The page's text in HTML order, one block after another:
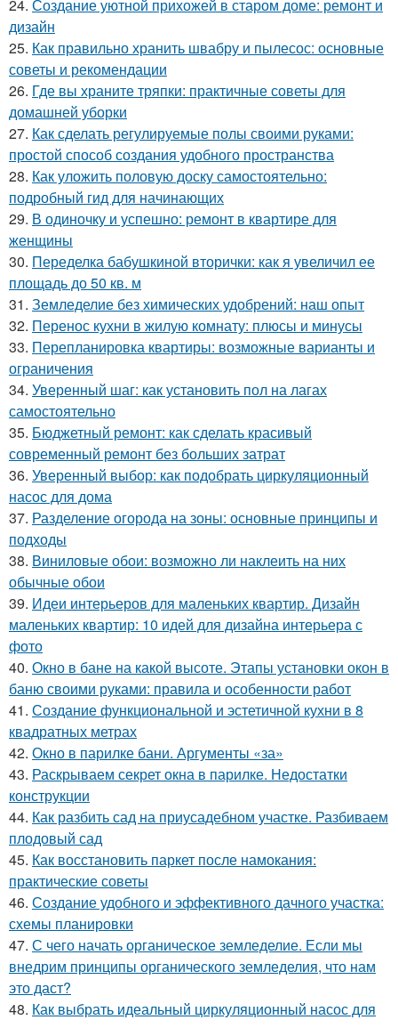
24. Создание уютной прихожей в старом доме: ремонт и
дизайн
25. Как правильно хранить швабру и пылесос: основные
советы и рекомендации
26. Где вы храните тряпки: практичные советы для
домашней уборки
27. Как сделать регулируемые полы своими руками:
простой способ создания удобного пространства
28. Как уложить половую доску самостоятельно:
подробный гид для начинающих
29. В одиночку и успешно: ремонт в квартире для
женщины
30. Переделка бабушкиной вторички: как я увеличил ее
площадь до 50 кв. м
31. Земледелие без химических удобрений: наш опыт
32. Перенос кухни в жилую комнату: плюсы и минусы
33. Перепланировка квартиры: возможные варианты и
ограничения
34. Уверенный шаг: как установить пол на лагах
самостоятельно
35. Бюджетный ремонт: как сделать красивый
современный ремонт без больших затрат
36. Уверенный выбор: как подобрать циркуляционный
насос для дома
37. Разделение огорода на зоны: основные принципы и
подходы
38. Виниловые обои: возможно ли наклеить на них
обычные обои
39. Идеи интерьеров для маленьких квартир. Дизайн
маленьких квартир: 10 идей для дизайна интерьера с
фото
40. Окно в бане на какой высоте. Этапы установки окон в
баню своими руками: правила и особенности работ
41. Создание функциональной и эстетичной кухни в 8
квадратных метрах
42. Окно в парилке бани. Аргументы «за»
43. Раскрываем секрет окна в парилке. Недостатки
конструкции
44. Как разбить сад на приусадебном участке. Разбиваем
плодовый сад
45. Как восстановить паркет после намокания:
практические советы
46. Создание удобного и эффективного дачного участка:
схемы планировки
47. С чего начать органическое земледелие. Если мы
внедрим принципы органического земледелия, что нам
это даст?
48. Как выбрать идеальный циркуляционный насос для